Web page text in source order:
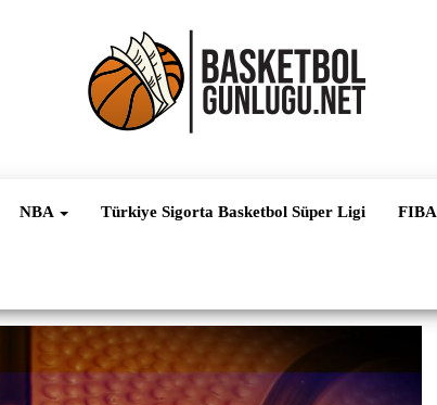
Haber
Süper Lig ve
Dünya
NBA Türkiye Sigorta Basketbol Süper Ligi FIBA